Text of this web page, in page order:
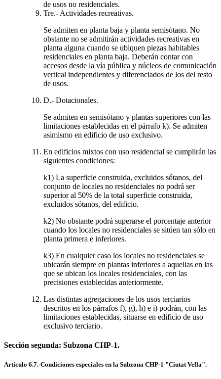
de usos no residenciales.
Tre.- Actividades recreativas.
Se admiten en planta baja y planta semisótano. No
obstante no se admitirán actividades recreativas en
planta alguna cuando se ubiquen piezas habitables
residenciales en planta baja. Deberán contar con
accesos desde la vía pública y núcleos de comunicación
vertical independientes y diferenciados de los del resto
de usos.
D.- Dotacionales.
Se admiten en semisótano y plantas superiores con las
limitaciones establecidas en el párrafo k). Se admiten
asimismo en edificio de uso exclusivo.
En edificios mixtos con uso residencial se cumplirán las
siguientes condiciones:
k1) La superficie construida, excluidos sótanos, del
conjunto de locales no residenciales no podrá ser
superior al 50% de la total superficie construida,
excluidos sótanos, del edificio.
k2) No obstante podrá superarse el porcentaje anterior
cuando los locales no residenciales se sitúen tan sólo en
planta primera e inferiores.
k3) En cualquier caso los locales no residenciales se
ubicarán siempre en plantas inferiores a aquellas en las
que se ubican los locales residenciales, con las
precisiones establecidas anteriormente.
Las distintas agregaciones de los usos terciarios
descritos en los párrafos f), g), h) e i) podrán, con las
limitaciones establecidas, situarse en edificio de uso
exclusivo terciario.
Sección segunda: Subzona CHP-1.
Artículo 6.7.-Condiciones especiales en la Subzona CHP-1 "Ciutat Vella".